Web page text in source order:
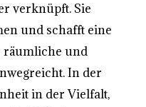
verknüpft. Sie
und schafft eine
räumliche und
In der
in der Vielfalt,